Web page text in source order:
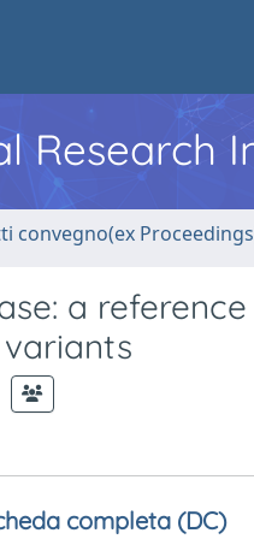
Research
convegno(ex
a
completa (DC)